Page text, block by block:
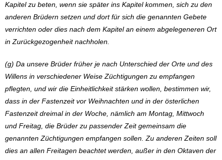
Kapitel zu beten, wenn sie später ins Kapitel kommen, sich zu den
anderen Brüdern setzen und dort für sich die genannten Gebete
verrichten oder dies nach dem Kapitel an einem abgelegeneren Ort
in Zurückgezogenheit nachholen.
(g) Da unsere Brüder früher je nach Unterschied der Orte und des
Willens in verschiedener Weise Züchtigungen zu empfangen
pflegten, und wir die Einheitlichkeit stärken wollen, bestimmen wir,
dass in der Fastenzeit vor Weihnachten und in der österlichen
Fastenzeit dreimal in der Woche, nämlich am Montag, Mittwoch
und Freitag, die Brüder zu passender Zeit gemeinsam die
genannten Züchtigungen empfangen sollen. Zu anderen Zeiten soll
dies an allen Freitagen beachtet werden, außer in den Oktaven der